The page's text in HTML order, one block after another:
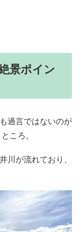
景ポイン
過言ではないのが
ころ。
川が流れており、